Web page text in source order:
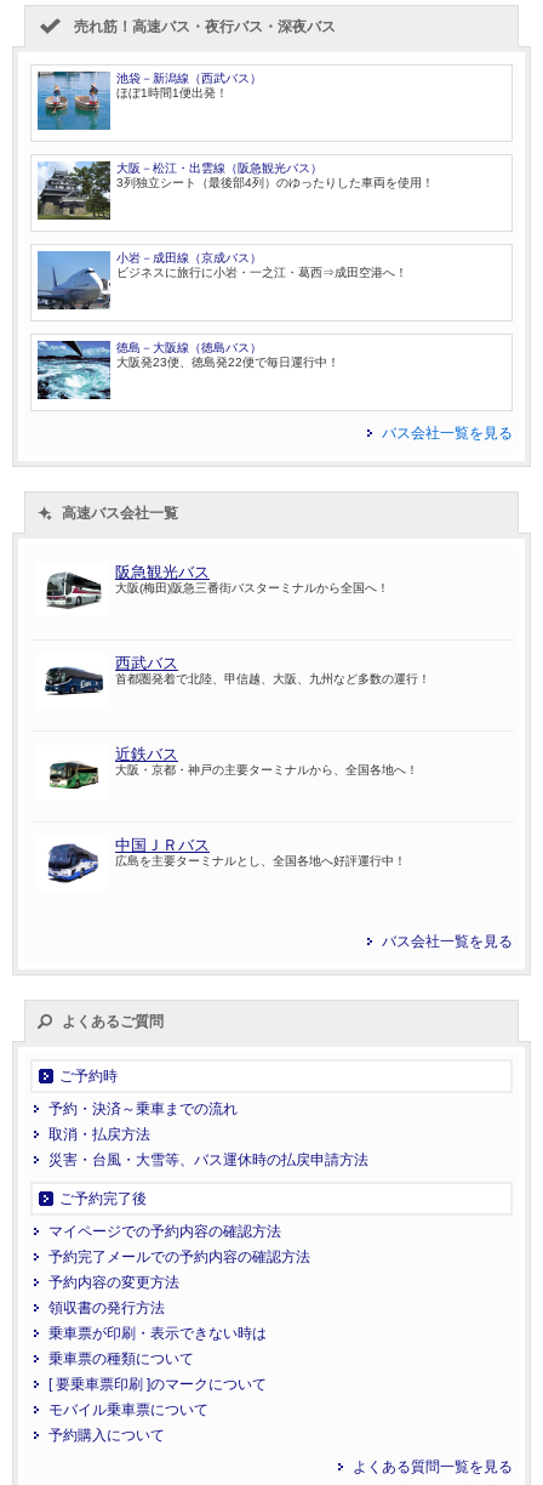
売れ筋！高速バス・夜行バス・深夜バス
池袋－新潟線（西武バス）
ほぼ1時間1便出発！
大阪－松江・出雲線（阪急観光バス）
3列独立シート（最後部4列）のゆったりした車両を使用！
小岩－成田線（京成バス）
ビジネスに旅行に小岩・一之江・葛西⇒成田空港へ！
徳島－大阪線（徳島バス）
大阪発23便、徳島発22便で毎日運行中！
バス会社一覧を見る
高速バス会社一覧
阪急観光バス
大阪(梅田)阪急三番街バスターミナルから全国へ！
西武バス
首都圏発着で北陸、甲信越、大阪、九州など多数の運行！
近鉄バス
大阪・京都・神戸の主要ターミナルから、全国各地へ！
中国ＪＲバス
広島を主要ターミナルとし、全国各地へ好評運行中！
バス会社一覧を見る
よくあるご質問
ご予約時
予約・決済～乗車までの流れ
取消・払戻方法
災害・台風・大雪等、バス運休時の払戻申請方法
ご予約完了後
マイページでの予約内容の確認方法
予約完了メールでの予約内容の確認方法
予約内容の変更方法
領収書の発行方法
乗車票が印刷・表示できない時は
乗車票の種類について
[ 要乗車票印刷 ]のマークについて
モバイル乗車票について
予約購入について
よくある質問一覧を見る